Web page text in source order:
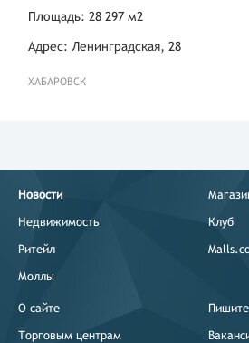
Площадь: 28 297 м2
Адрес: Ленинградская, 28
ХАБАРОВСК
Новости
Недвижимость
Ритейл
Моллы
Клуб
О сайте
Торговым центрам